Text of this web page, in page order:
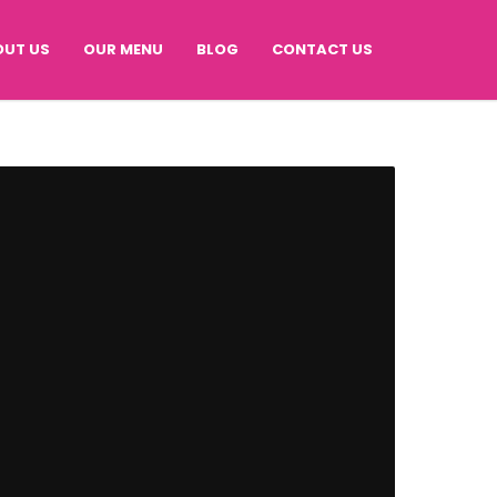
US OUR MENU BLOG CONTACT US